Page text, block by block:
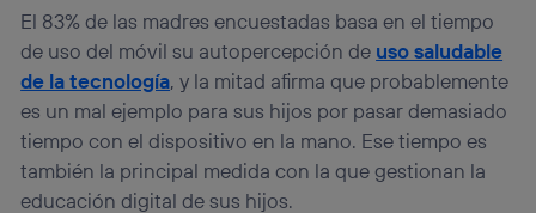
El 83% de las madres encuestadas basa en el tiempo
de uso del móvil su autopercepción de uso saludable
de la tecnología, y la mitad afirma que probablemente
es un mal ejemplo para sus hijos por pasar demasiado
tiempo con el dispositivo en la mano. Ese tiempo es
también la principal medida con la que gestionan la
educación digital de sus hijos.
consienta el uso de la tecnología recibirá el mismo
identificador. Típicamente:
Si utilizas unaconexión de banda ancha(p. ej., Wi-Fi),
el marketing o análisis se realizará en función de las
actividades de navegación de los miembros del hogar
que hayan dado su consentimiento.
Si utilizas datos móviles, el marketing será más
personalizado, ya que se basará únicamente en la